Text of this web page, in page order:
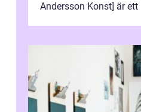
Andersson Konst] är